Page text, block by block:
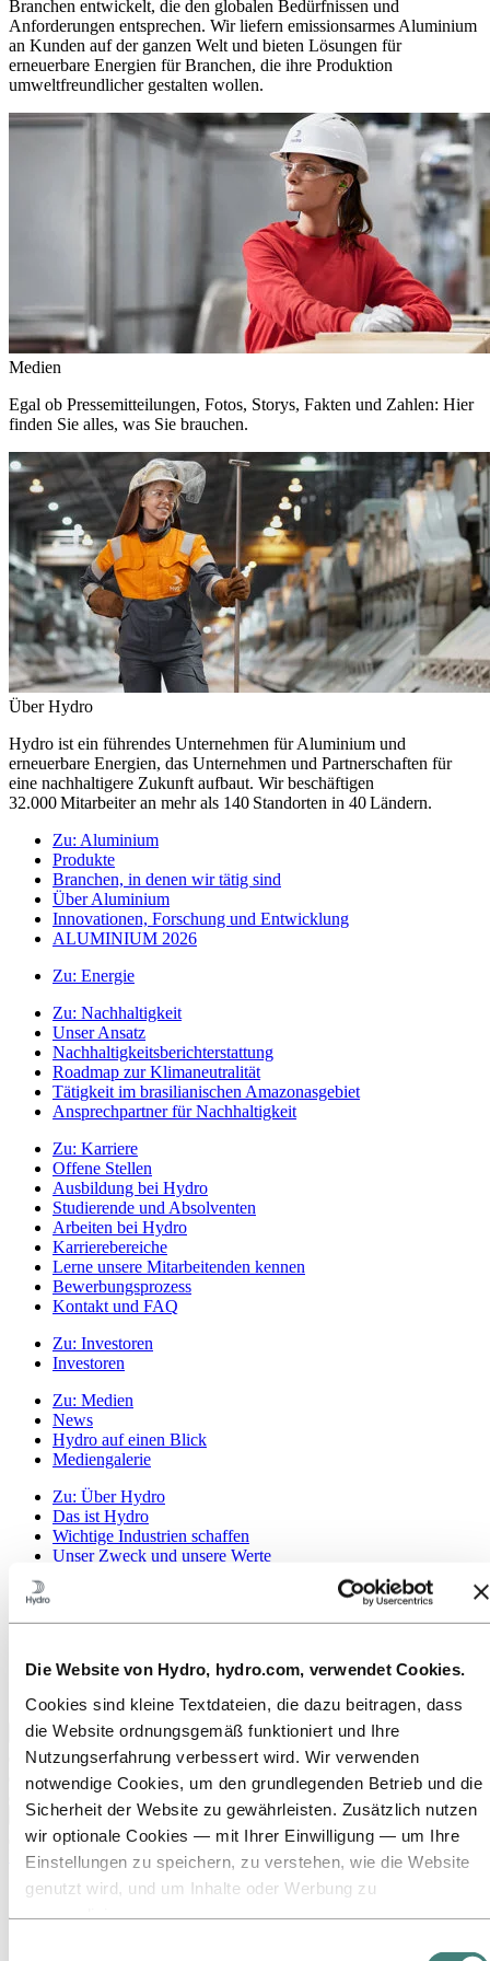
Die Website von Hydro, hydro.com, verwendet Cookies.
Cookies sind kleine Textdateien, die dazu beitragen, dass
die Website ordnungsgemäß funktioniert und Ihre
Nutzungserfahrung verbessert wird. Wir verwenden
notwendige Cookies, um den grundlegenden Betrieb und die
Sicherheit der Website zu gewährleisten. Zusätzlich nutzen
wir optionale Cookies — mit Ihrer Einwilligung — um Ihre
Einstellungen zu speichern, zu verstehen, wie die Website
genutzt wird, und um Inhalte oder Werbung zu
Branchen entwickelt, die den globalen Bedürfnissen und
Anforderungen entsprechen. Wir liefern emissionsarmes Aluminium
an Kunden auf der ganzen Welt und bieten Lösungen für
erneuerbare Energien für Branchen, die ihre Produktion
umweltfreundlicher gestalten wollen.
Medien
Egal ob Pressemitteilungen, Fotos, Storys, Fakten und Zahlen: Hier
finden Sie alles, was Sie brauchen.
Über Hydro
Hydro ist ein führendes Unternehmen für Aluminium und
erneuerbare Energien, das Unternehmen und Partnerschaften für
eine nachhaltigere Zukunft aufbaut. Wir beschäftigen
32.000 Mitarbeiter an mehr als 140 Standorten in 40 Ländern.
Zu: Aluminium
Produkte
Branchen, in denen wir tätig sind
Über Aluminium
Innovationen, Forschung und Entwicklung
ALUMINIUM 2026
Zu: Energie
Zu: Nachhaltigkeit
Unser Ansatz
Nachhaltigkeitsberichterstattung
Roadmap zur Klimaneutralität
Tätigkeit im brasilianischen Amazonasgebiet
Ansprechpartner für Nachhaltigkeit
Zu: Karriere
Offene Stellen
Ausbildung bei Hydro
Studierende und Absolventen
Arbeiten bei Hydro
Karrierebereiche
Lerne unsere Mitarbeitenden kennen
Bewerbungsprozess
Kontakt und FAQ
Zu: Investoren
Investoren
Zu: Medien
News
Hydro auf einen Blick
Mediengalerie
Zu: Über Hydro
Das ist Hydro
Wichtige Industrien schaffen
Unser Zweck und unsere Werte
Beschaffung
Zurück zum Hauptmenü
Schließen
Medien
News